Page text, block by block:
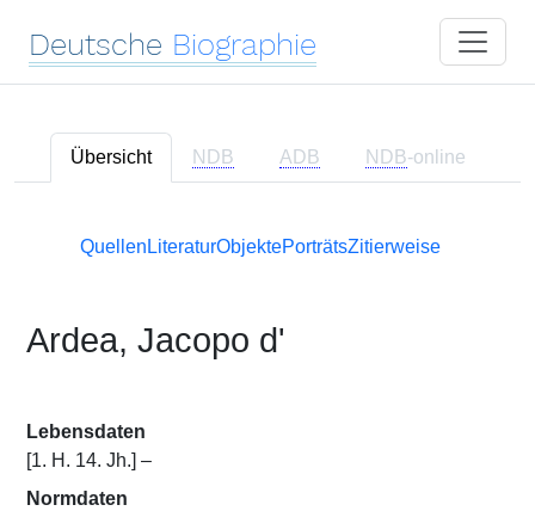
Deutsche Biographie
Übersicht NDB ADB NDB-online
Quellen LiteraturObjektePorträtsZitierweise
Ardea, Jacopo d'
Lebensdaten
[1. H. 14. Jh.] –
Normdaten